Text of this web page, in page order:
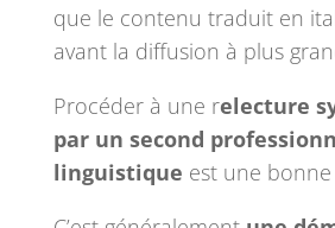
que le contenu traduit en
avant la diffusion à plus
Procéder à une relecture
par un second
linguistique est une